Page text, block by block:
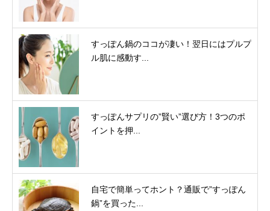
すっぽん鍋のココが凄い！翌日にはプルプ
ル肌に感動す...
すっぽんサプリの”賢い”選び方！3つのポ
イントを押...
自宅で簡単ってホント？通販で”すっぽん
鍋”を買った...